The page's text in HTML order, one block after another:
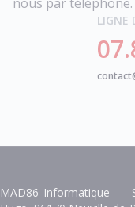
LIGNE
MAD86 Informatique —